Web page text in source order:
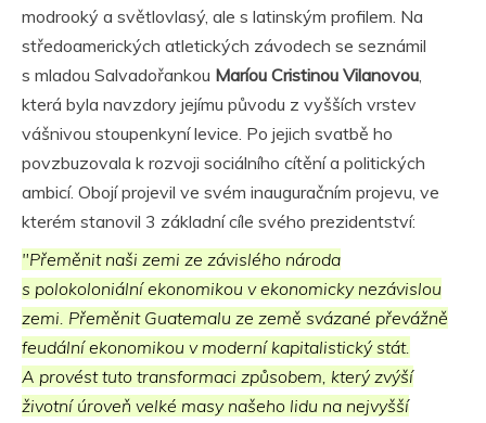
modrooký a světlovlasý, ale s latinským profilem. Na
středoamerických atletických závodech se seznámil
s mladou Salvadořankou Maríou Cristinou Vilanovou,
která byla navzdory jejímu původu z vyšších vrstev
vášnivou stoupenkyní levice. Po jejich svatbě ho
povzbuzovala k rozvoji sociálního cítění a politických
ambicí. Obojí projevil ve svém inauguračním projevu, ve
kterém stanovil 3 základní cíle svého prezidentství:
"Přeměnit naši zemi ze závislého národa
s polokoloniální ekonomikou v ekonomicky nezávislou
zemi. Přeměnit Guatemalu ze země svázané převážně
feudální ekonomikou v moderní kapitalistický stát.
A provést tuto transformaci způsobem, který zvýší
životní úroveň velké masy našeho lidu na nejvyšší